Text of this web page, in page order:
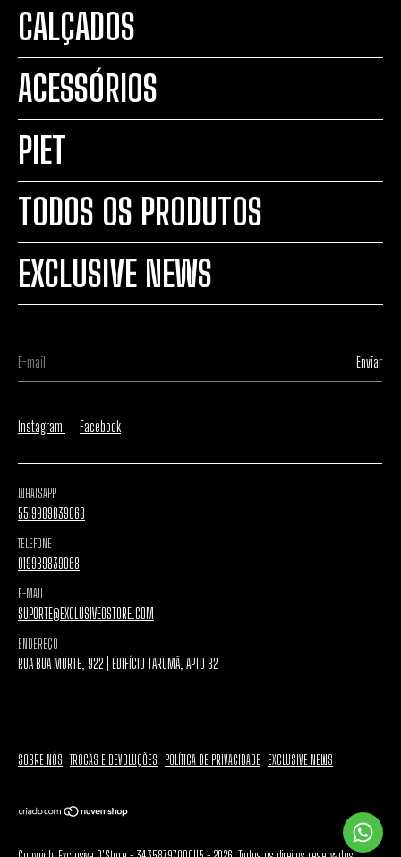
CALÇADOS
ACESSÓRIOS
PIET
TODOS OS PRODUTOS
EXCLUSIVE NEWS
Instagram Facebook
WHATSAPP
5519989839068
TELEFONE
019989839068
E-MAIL
SUPORTE@EXCLUSIVEOSTORE.COM
ENDEREÇO
RUA BOA MORTE, 922 | EDIFÍCIO TARUMÃ, APTO 82
SOBRE NÓS TROCAS E DEVOLUÇÕES POLÍTICA DE PRIVACIDADE EXCLUSIVE NEWS